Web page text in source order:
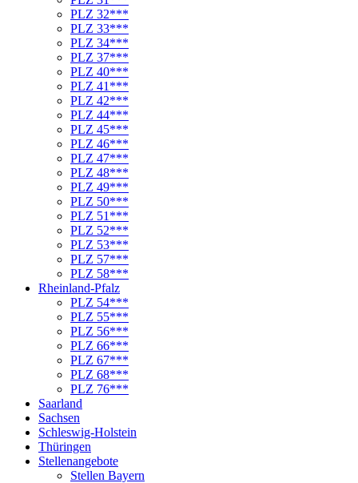
PLZ 32***
PLZ 33***
PLZ 34***
PLZ 37***
PLZ 40***
PLZ 41***
PLZ 42***
PLZ 44***
PLZ 45***
PLZ 46***
PLZ 47***
PLZ 48***
PLZ 49***
PLZ 50***
PLZ 51***
PLZ 52***
PLZ 53***
PLZ 57***
PLZ 58***
Rheinland-Pfalz
PLZ 54***
PLZ 55***
PLZ 56***
PLZ 66***
PLZ 67***
PLZ 68***
PLZ 76***
Saarland
Sachsen
Schleswig-Holstein
Thüringen
Stellenangebote
Stellen Bayern